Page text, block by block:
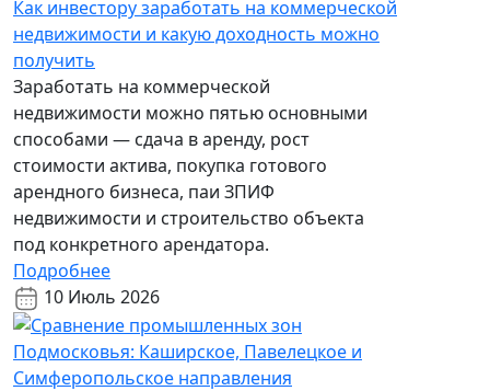
Как инвестору заработать на коммерческой
недвижимости и какую доходность можно
получить
Заработать на коммерческой
недвижимости можно пятью основными
способами — сдача в аренду, рост
стоимости актива, покупка готового
арендного бизнеса, паи ЗПИФ
недвижимости и строительство объекта
под конкретного арендатора.
Подробнее
10 Июль 2026